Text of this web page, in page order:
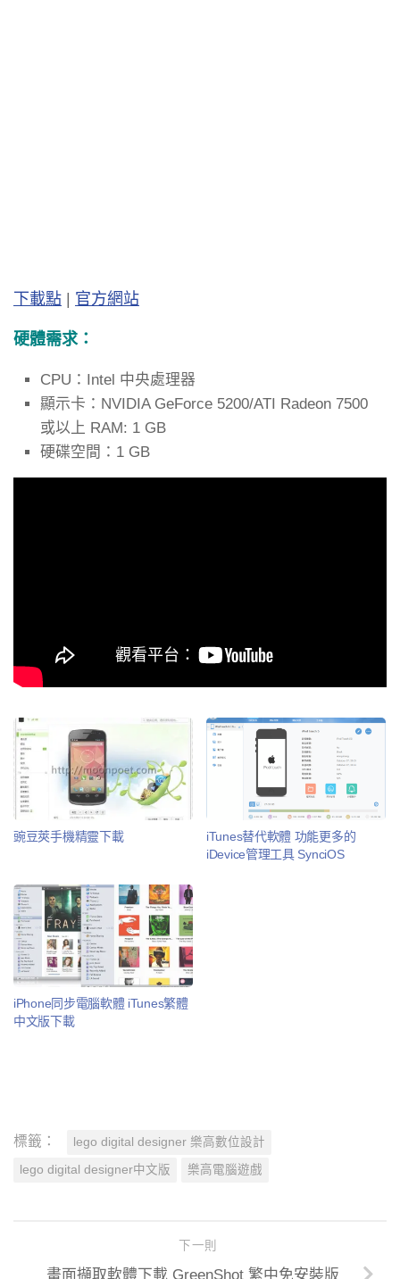
下載點 | 官方網站
硬體需求：
CPU：Intel 中央處理器
顯示卡：NVIDIA GeForce 5200/ATI Radeon 7500
或以上 RAM: 1 GB
硬碟空間：1 GB
豌豆莢手機精靈下載
iTunes替代軟體 功能更多的
iDevice管理工具 SynciOS
iPhone同步電腦軟體 iTunes繁體
中文版下載
標籤： lego digital designer 樂高數位設計
lego digital designer中文版 樂高電腦遊戲
下一則
畫面擷取軟體下載 GreenShot 繁中免安裝版